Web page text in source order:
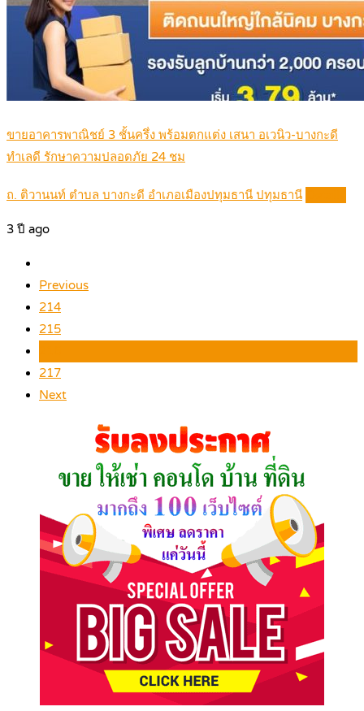
ขายอาคารพาณิชย์ 3 ชั้นครึ่ง พร้อมตกแต่ง เสนา อเวนิว-บางกะดี
ทำเลดี รักษาความปลอดภัย 24 ชม
ถ. ติวานนท์ ตำบล บางกะดี อำเภอเมืองปทุมธานี ปทุมธานี
3 ปี ago
Previous
214
215
217
Next